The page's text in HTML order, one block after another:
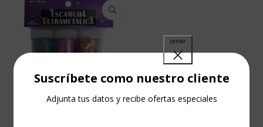
Suscríbete como nuestro cliente
Adjunta tus datos y recibe ofertas especiales